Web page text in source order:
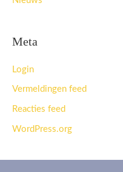
Meta
Login
Vermeldingen feed
Reacties feed
WordPress.org